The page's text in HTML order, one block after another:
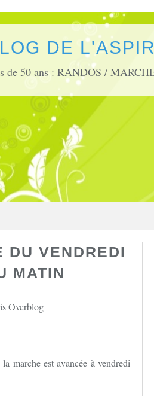
DE L'ASPIR
DU VENDREDI
MATIN
Overblog
marche est avancée à vendredi